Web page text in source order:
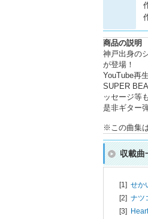
商品の説明
神戸出身の
が登場！
YouTube再
SUPER
ッセージ等
是非ギター
※この曲集
収載曲
[1] せか
[2] ナツ
[3]